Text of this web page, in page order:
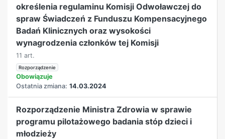
określenia regulaminu Komisji Odwoławczej do
spraw Świadczeń z Funduszu Kompensacyjnego
Badań Klinicznych oraz wysokości
wynagrodzenia członków tej Komisji
11 art.
Rozporządzenie
Obowiązuje
Ostatnia zmiana: 14.03.2024
Rozporządzenie Ministra Zdrowia w sprawie
programu pilotażowego badania stóp dzieci i
młodzieży